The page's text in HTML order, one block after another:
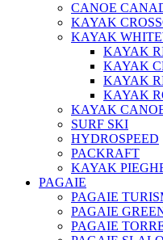
CANOE
KAYAK
KAYAK
KAYAK
KAYAK
KAYAK
KAYAK
KAYAK
SURF SKI
HYDROSPEED
PACKRAFT
KAYAK
PAGAIE
PAGAIE
PAGAIE
PAGAIE